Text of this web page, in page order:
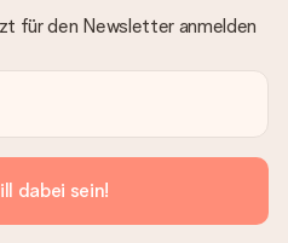
für den Newsletter anmelden
dabei sein!